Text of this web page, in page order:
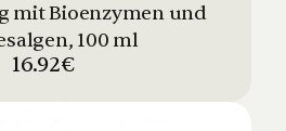
mit Bioenzymen und
100 ml
16.92€